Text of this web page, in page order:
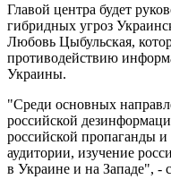
Главой центра будет
гибридных угроз
Любовь Цыбульская,
противодействию
Украины.
"Среди основных
российской
российской пропаганды
аудитории, изучение
в Украине и на Западе", -